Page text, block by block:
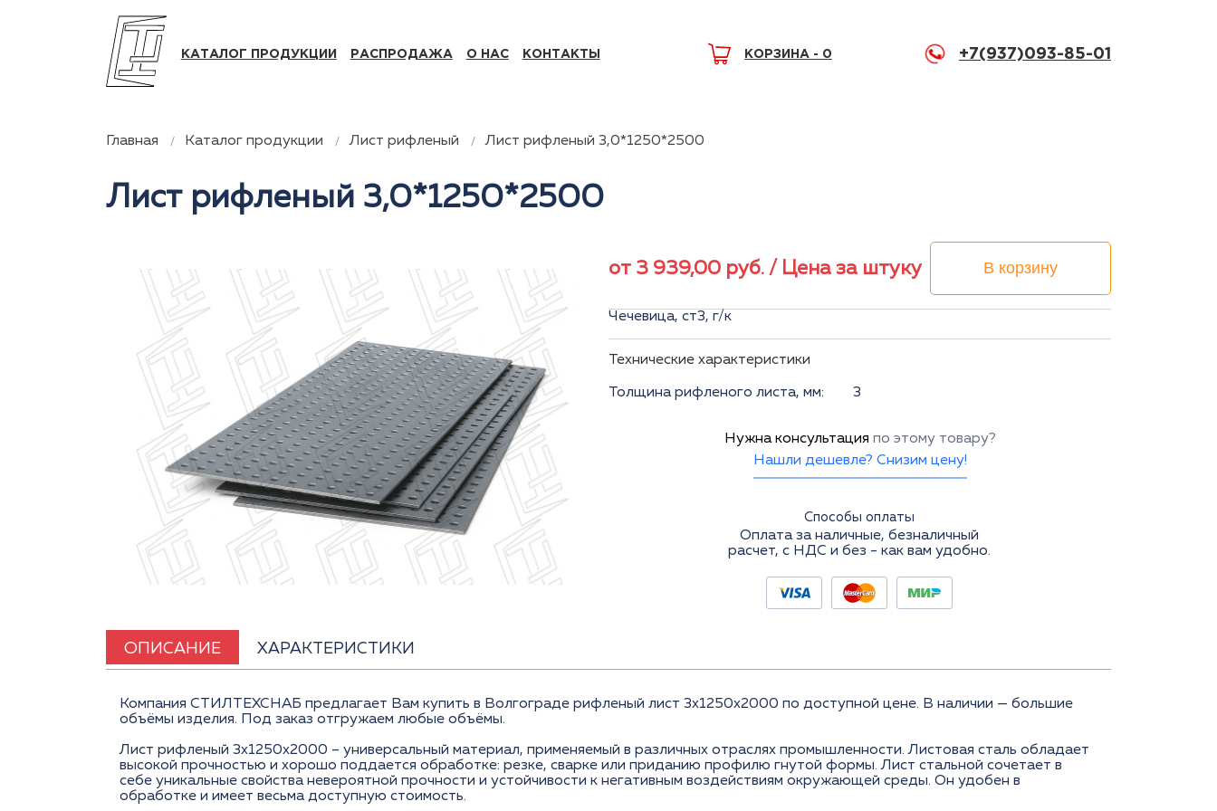
КАТАЛОГ ПРОДУКЦИИ РАСПРОДАЖА О НАС КОНТАКТЫ КОРЗИНА - 0 +7(937)093-85-01
Главная Каталог продукции Лист рифленый Лист рифленый 3,0*1250*2500
Лист рифленый 3,0*1250*2500
от 3 939,00 руб. / Цена за штуку В корзину
Чечевица, ст3, г/к
Технические характеристики
Толщина рифленого листа, мм: 3
Нужна консультация по этому товару?
Нашли дешевле? Снизим цену!
Способы оплаты
Оплата за наличные, безналичный
расчет, с НДС и без - как вам удобно.
ОПИСАНИЕ ХАРАКТЕРИСТИКИ
Компания СТИЛТЕХСНАБ предлагает Вам купить в Волгограде рифленый лист 3x1250x2000 по доступной цене. В наличии — большие
объёмы изделия. Под заказ отгружаем любые объёмы.
Лист рифленый 3x1250x2000 – универсальный материал, применяемый в различных отраслях промышленности. Листовая сталь обладает
высокой прочностью и хорошо поддается обработке: резке, сварке или приданию профилю гнутой формы. Лист стальной сочетает в
себе уникальные свойства невероятной прочности и устойчивости к негативным воздействиям окружающей среды. Он удобен в
обработке и имеет весьма доступную стоимость.